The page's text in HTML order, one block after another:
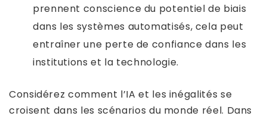
prennent conscience du potentiel de biais
dans les systèmes automatisés, cela peut
entraîner une perte de confiance dans les
institutions et la technologie.
Considérez comment l’IA et les inégalités se
croisent dans les scénarios du monde réel. Dans